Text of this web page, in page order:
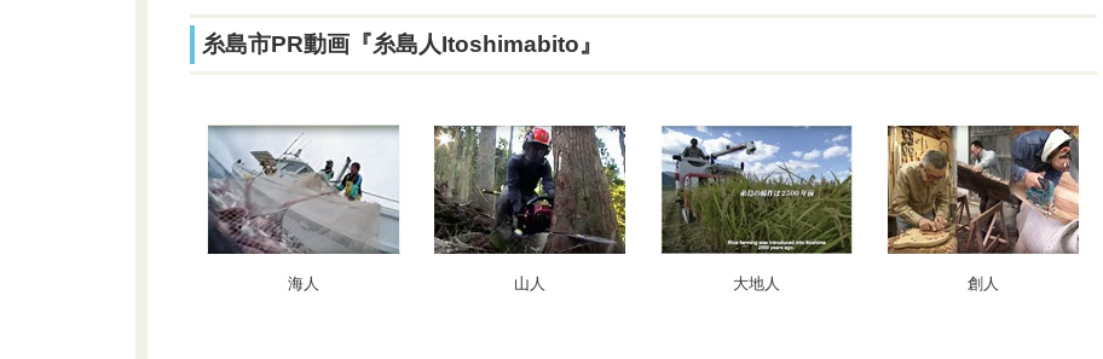
糸島市PR動画『糸島人Itoshimabito』
海人 山人 大地人 創人